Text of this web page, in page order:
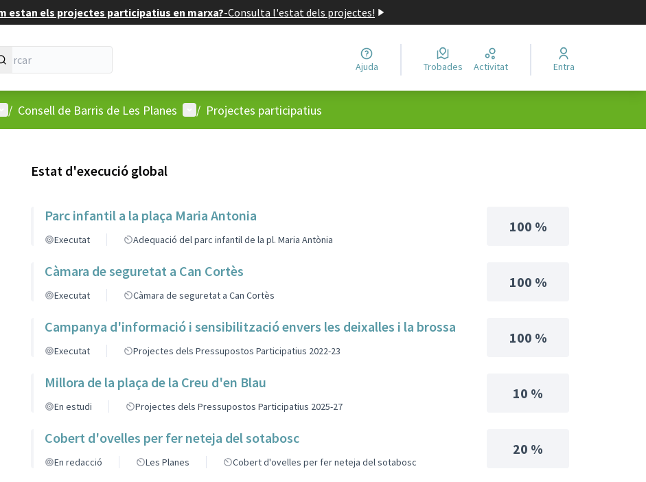
estan els projectes participatius en marxa?-Consulta l'estat dels projectes!
Ajuda Trobades Activitat Entra
d'usuari
/ Consell de Barris de Les Planes Menú d'usuari
/ Projectes participatius
Estat d'execució global
Parc infantil a la plaça Maria Antonia
Executat Adequació del parc infantil de la pl. Maria Antònia
100 %
Càmara de seguretat a Can Cortès
Executat Càmara de seguretat a Can Cortès
100 %
Campanya d'informació i sensibilització envers les deixalles i la brossa
Executat Projectes dels Pressupostos Participatius 2022-23
100 %
Millora de la plaça de la Creu d'en Blau
En estudi Projectes dels Pressupostos Participatius 2025-27
10 %
Cobert d'ovelles per fer neteja del sotabosc
En redacció Les Planes Cobert d'ovelles per fer neteja del sotabosc
20 %